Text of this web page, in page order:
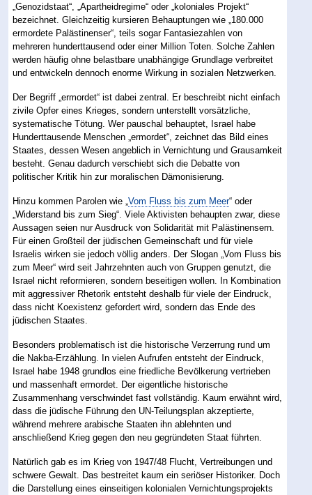
„Genozidstaat“, „Apartheidregime“ oder „koloniales Projekt“
bezeichnet. Gleichzeitig kursieren Behauptungen wie „180.000
ermordete Palästinenser“, teils sogar Fantasiezahlen von
mehreren hunderttausend oder einer Million Toten. Solche Zahlen
werden häufig ohne belastbare unabhängige Grundlage verbreitet
und entwickeln dennoch enorme Wirkung in sozialen Netzwerken.
Der Begriff „ermordet“ ist dabei zentral. Er beschreibt nicht einfach
zivile Opfer eines Krieges, sondern unterstellt vorsätzliche,
systematische Tötung. Wer pauschal behauptet, Israel habe
Hunderttausende Menschen „ermordet“, zeichnet das Bild eines
Staates, dessen Wesen angeblich in Vernichtung und Grausamkeit
besteht. Genau dadurch verschiebt sich die Debatte von
politischer Kritik hin zur moralischen Dämonisierung.
Hinzu kommen Parolen wie „Vom Fluss bis zum Meer“ oder
„Widerstand bis zum Sieg“. Viele Aktivisten behaupten zwar, diese
Aussagen seien nur Ausdruck von Solidarität mit Palästinensern.
Für einen Großteil der jüdischen Gemeinschaft und für viele
Israelis wirken sie jedoch völlig anders. Der Slogan „Vom Fluss bis
zum Meer“ wird seit Jahrzehnten auch von Gruppen genutzt, die
Israel nicht reformieren, sondern beseitigen wollen. In Kombination
mit aggressiver Rhetorik entsteht deshalb für viele der Eindruck,
dass nicht Koexistenz gefordert wird, sondern das Ende des
jüdischen Staates.
Besonders problematisch ist die historische Verzerrung rund um
die Nakba-Erzählung. In vielen Aufrufen entsteht der Eindruck,
Israel habe 1948 grundlos eine friedliche Bevölkerung vertrieben
und massenhaft ermordet. Der eigentliche historische
Zusammenhang verschwindet fast vollständig. Kaum erwähnt wird,
dass die jüdische Führung den UN-Teilungsplan akzeptierte,
während mehrere arabische Staaten ihn ablehnten und
anschließend Krieg gegen den neu gegründeten Staat führten.
Natürlich gab es im Krieg von 1947/48 Flucht, Vertreibungen und
schwere Gewalt. Das bestreitet kaum ein seriöser Historiker. Doch
die Darstellung eines einseitigen kolonialen Vernichtungsprojekts